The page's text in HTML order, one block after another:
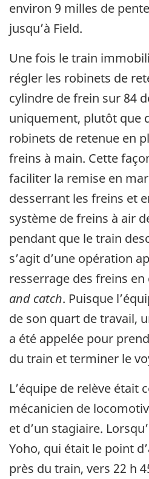
environ 9 milles de
jusqu’à Field.
Une fois le train
régler les robinets de
cylindre de frein sur 84
uniquement, plutôt que
robinets de retenue en
freins à main. Cette
faciliter la remise en
desserrant les freins et
système de freins à air
pendant que le train
s’agit d’une opération
resserrage des freins en
and catch. Puisque
de son quart de travail,
a été appelée pour
du train et terminer le
L’équipe de relève était
mécanicien de
et d’un stagiaire.
Yoho, qui était le point
près du train, vers 22 h